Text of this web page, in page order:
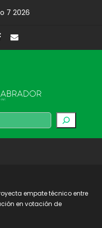
7 2026
Buscar
empate técnico entre
en votación de